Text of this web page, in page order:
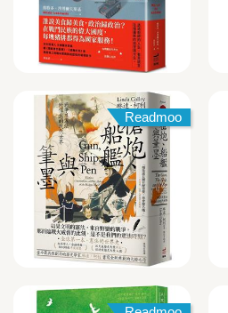
Readmoo